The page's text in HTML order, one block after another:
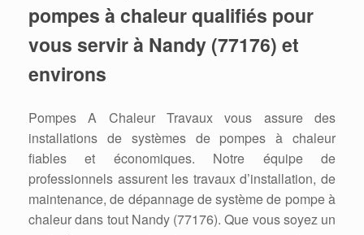
pompes à chaleur qualifiés pour
vous servir à Nandy (77176) et
environs
Pompes A Chaleur Travaux vous assure des
installations de systèmes de pompes à chaleur
fiables et économiques. Notre équipe de
professionnels assurent les travaux d’installation, de
maintenance, de dépannage de système de pompe à
chaleur dans tout Nandy (77176). Que vous soyez un